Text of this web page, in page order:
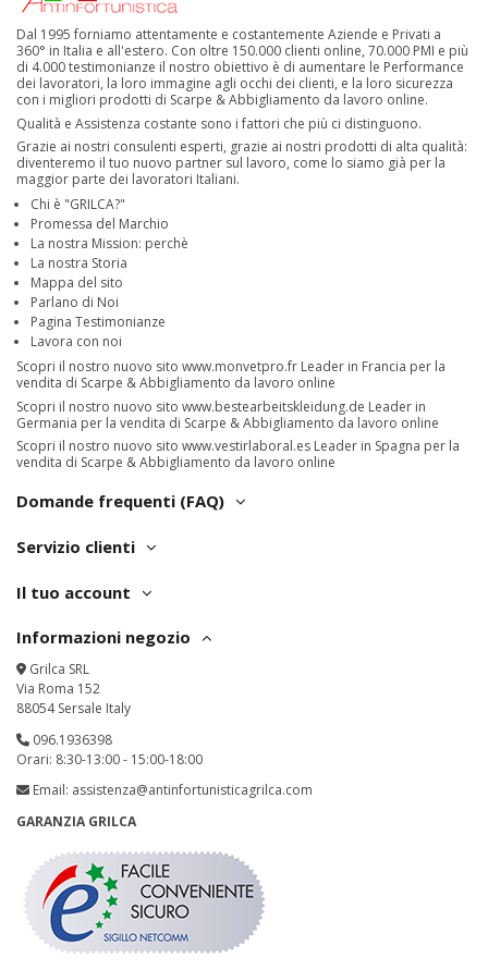
Dal 1995 forniamo attentamente e costantemente Aziende e Privati a
360° in Italia e all'estero. Con oltre 150.000 clienti online, 70.000 PMI e più
di 4.000 testimonianze il nostro obiettivo è di aumentare le Performance
dei lavoratori, la loro immagine agli occhi dei clienti, e la loro sicurezza
con i migliori prodotti di Scarpe & Abbigliamento da lavoro online.
Qualità e Assistenza costante sono i fattori che più ci distinguono.
Grazie ai nostri consulenti esperti, grazie ai nostri prodotti di alta qualità:
diventeremo il tuo nuovo partner sul lavoro, come lo siamo già per la
maggior parte dei lavoratori Italiani.
Chi è "GRILCA?"
Promessa del Marchio
La nostra Mission: perchè
La nostra Storia
Mappa del sito
Parlano di Noi
Pagina Testimonianze
Lavora con noi
Scopri il nostro nuovo sito www.monvetpro.fr Leader in Francia per la
vendita di Scarpe & Abbigliamento da lavoro online
Scopri il nostro nuovo sito www.bestearbeitskleidung.de Leader in
Germania per la vendita di Scarpe & Abbigliamento da lavoro online
Scopri il nostro nuovo sito www.vestirlaboral.es Leader in Spagna per la
vendita di Scarpe & Abbigliamento da lavoro online
Domande frequenti (FAQ)
Servizio clienti
Il tuo account
Informazioni negozio
Grilca SRL
Via Roma 152
88054 Sersale Italy
096.1936398
Orari: 8:30-13:00 - 15:00-18:00
Email: assistenza@antinfortunisticagrilca.com
GARANZIA GRILCA